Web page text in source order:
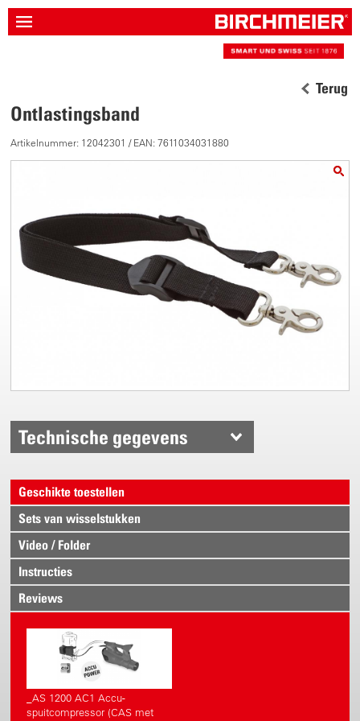
Terug
Ontlastingsband
Artikelnummer: 12042301 / EAN: 7611034031880
Technische gegevens
Geschikte toestellen
Sets van wisselstukken
Video / Folder
Instructies
Reviews
_AS 1200 AC1 Accu-
spuitcompressor (CAS met